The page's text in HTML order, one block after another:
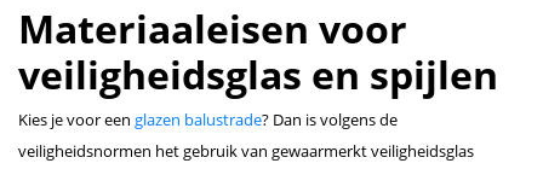
Materiaaleisen voor
veiligheidsglas en spijlen
Kies je voor een glazen balustrade? Dan is volgens de
veiligheidsnormen het gebruik van gewaarmerkt veiligheidsglas